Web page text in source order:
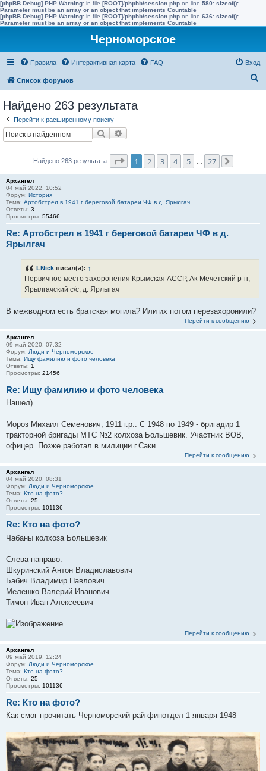
[phpBB Debug] PHP Warning: in file [ROOT]/phpbb/session.php on line 580: sizeof():
Parameter must be an array or an object that implements Countable
[phpBB Debug] PHP Warning: in file [ROOT]/phpbb/session.php on line 636: sizeof():
Parameter must be an array or an object that implements Countable
Черноморское
Правила Интерактивная карта FAQ Вход
Список форумов
Найдено 263 результата
Перейти к расширенному поиску
Поиск
Найдено 263 результата Страница1 из
1 2 3 4 5 27
Архангел
04 май 2022, 10:52
Форум: История
Тема: Артобстрел в 1941 г береговой батареи ЧФ в д. Ярылгач
Ответы: 3
Просмотры: 55466
Re: Артобстрел в 1941 г береговой батареи ЧФ в д.
Ярылгач
LNick писал(а): ↑
Первичное место захоронения Крымская АССР, Ак-Мечетский р-н,
Ярылгачский с/с, д. Ярлыгач
В межводном есть братская могила? Или их потом перезахоронили?
Перейти к сообщению
Архангел
09 май 2020, 07:32
Форум: Люди и Черноморское
Тема: Ищу фамилию и фото человека
Ответы: 1
Просмотры: 21456
Re: Ищу фамилию и фото человека
Нашел)
Мороз Михаил Семенович, 1911 г.р.. С 1948 по 1949 - бригадир 1
тракторной бригады МТС №2 колхоза Большевик. Участник ВОВ,
офицер. Позже работал в милиции г.Саки.
Перейти к сообщению
Архангел
04 май 2020, 08:31
Форум: Люди и Черноморское
Тема: Кто на фото?
Ответы: 25
Просмотры: 101136
Re: Кто на фото?
Чабаны колхоза Большевик
Слева-направо:
Шкуринский Антон Владиславович
Бабич Владимир Павлович
Мелешко Валерий Иванович
Тимон Иван Алексеевич
Перейти к сообщению
Архангел
09 май 2019, 12:24
Форум: Люди и Черноморское
Тема: Кто на фото?
Ответы: 25
Просмотры: 101136
Re: Кто на фото?
Как смог прочитать Черноморский рай-финотдел 1 января 1948